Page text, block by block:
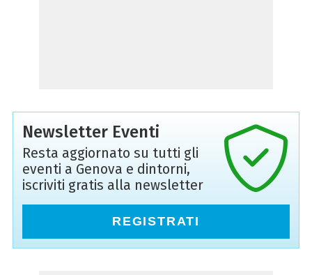
Newsletter Eventi
Resta aggiornato su tutti gli
eventi a Genova e dintorni,
iscriviti gratis alla newsletter
REGISTRATI